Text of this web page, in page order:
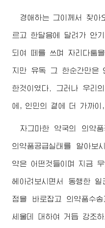
경애하는 그이께서 찾아
르고 한달음에 달려가 안
되여 떼를 쓰며 자리다툼
지만 유독 그 한순간만은
한것이였다. 그러나 우리
에, 인민의 곁에 더 가까이,
자그마한 약국의 의약
의약품공급실태를 알아
약은 어떤것들이며 지금 무
헤아려보시면서 동행한 일
점을 바로잡고 의약품수
세울데 대하여 거듭 강조